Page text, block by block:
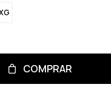
COMPRAR